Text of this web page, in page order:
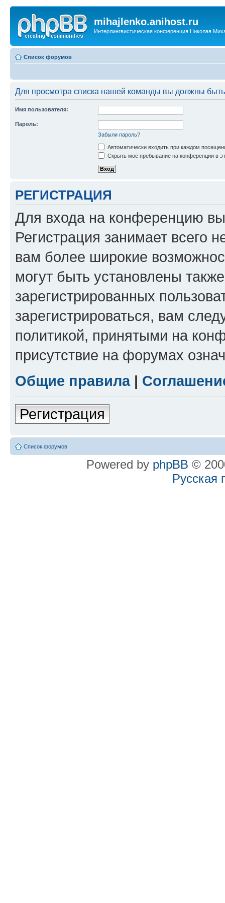
mihajlenko.anihost.ru
Интерлингвистическая конференция Николая
Список форумов
Для просмотра списка нашей команды вы должны
Имя пользователя:
Пароль:
Забыли пароль?
Автоматически входить при каждом
Скрыть моё пребывание на конференции в
РЕГИСТРАЦИЯ
Для входа на конференцию
Регистрация занимает всего
вам более широкие
могут быть установлены
зарегистрированных
зарегистрироваться, вам
политикой, принятыми на
присутствие на форумах
Общие правила|
Регистрация
Список форумов
Powered by phpBB ©
Русская